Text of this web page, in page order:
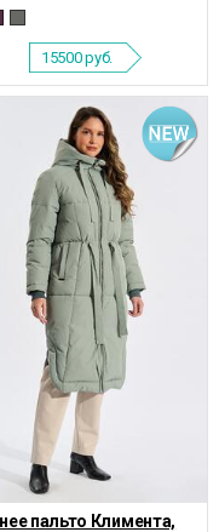
15500руб.
пальто Климента,